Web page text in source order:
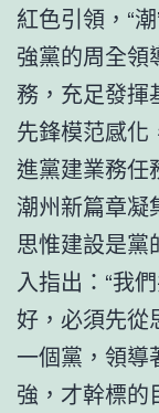
紅色引領，“
強黨的周全領
務，充足發揮
先鋒模范感化
進黨建業務任
潮州新篇章凝
思惟建設是黨
入指出：“我
好，必須先從
一個黨，領導
強，才幹標的